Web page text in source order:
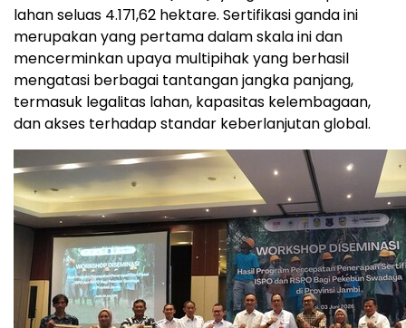
lahan seluas 4.171,62 hektare. Sertifikasi ganda ini
merupakan yang pertama dalam skala ini dan
mencerminkan upaya multipihak yang berhasil
mengatasi berbagai tantangan jangka panjang,
termasuk legalitas lahan, kapasitas kelembagaan,
dan akses terhadap standar keberlanjutan global.